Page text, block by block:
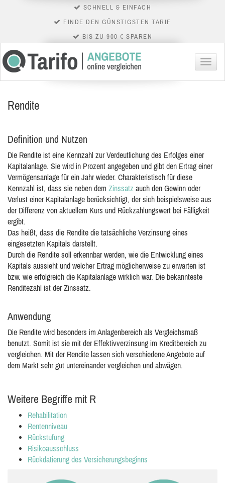
SCHNELL & EINFACH
FINDE DEN GÜNSTIGSTEN TARIF
BIS ZU 900 € SPAREN
Menü
Rendite
Definition und Nutzen
Die Rendite ist eine Kennzahl zur Verdeutlichung des Erfolges einer
Kapitalanlage. Sie wird in Prozent angegeben und gibt den Ertrag einer
Vermögensanlage für ein Jahr wieder. Charakteristisch für diese
Kennzahl ist, dass sie neben dem Zinssatz auch den Gewinn oder
Verlust einer Kapitalanlage berücksichtigt, der sich beispielsweise aus
der Differenz von aktuellem Kurs und Rückzahlungswert bei Fälligkeit
ergibt.
Das heißt, dass die Rendite die tatsächliche Verzinsung eines
eingesetzten Kapitals darstellt.
Durch die Rendite soll erkennbar werden, wie die Entwicklung eines
Kapitals aussieht und welcher Ertrag möglicherweise zu erwarten ist
bzw. wie erfolgreich die Kapitalanlage wirklich war. Die bekannteste
Renditezahl ist der Zinssatz.
Anwendung
Die Rendite wird besonders im Anlagenbereich als Vergleichsmaß
benutzt. Somit ist sie mit der Effektivverzinsung im Kreditbereich zu
vergleichen. Mit der Rendite lassen sich verschiedene Angebote auf
dem Markt sehr gut untereinander vergleichen und abwägen.
Weitere Begriffe mit R
Rehabilitation
Rentenniveau
Rückstufung
Risikoausschluss
Rückdatierung des Versicherungsbeginns